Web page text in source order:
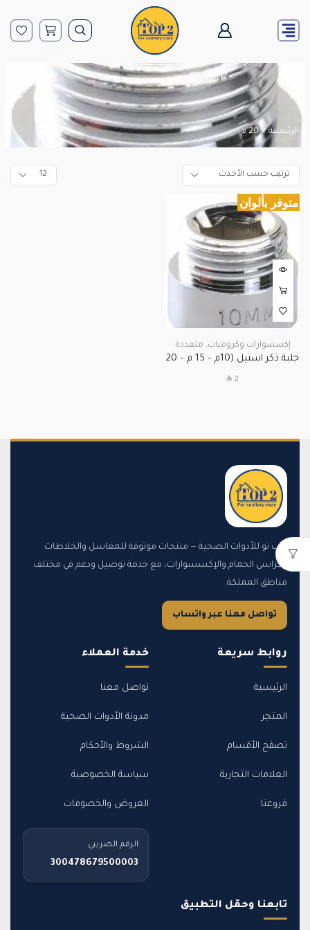
الرئيسية 20 م
متوفر بألوان
إكسسوارات وكروميات, متعددة
جلبة ذكر استيل (10م – 15 م – 20
SAR 2
توب تو للأدوات الصحية — منتجات موثوقة للمغاسل والخلاطات
وكراسي الحمام والإكسسوارات، مع خدمة توصيل ودعم في مختلف
مناطق المملكة.
تواصل معنا عبر واتساب
روابط سريعة
الرئيسية
المتجر
تصفح الأقسام
العلامات التجارية
فروعنا
خدمة العملاء
تواصل معنا
مدونة الأدوات الصحية
الشروط والأحكام
سياسة الخصوصية
العروض والخصومات
الرقم الضريبي
300478679500003
تابعنا وحمّل التطبيق